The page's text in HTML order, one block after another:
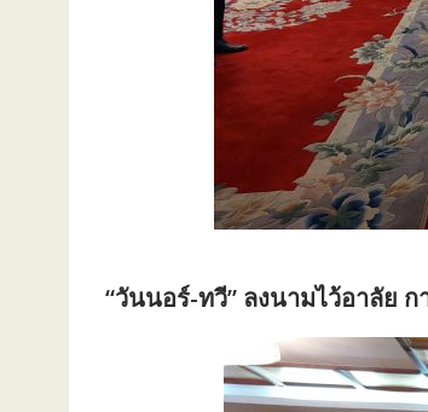
“วันนอร์-ทวี” ลงนามไว้อาลัย